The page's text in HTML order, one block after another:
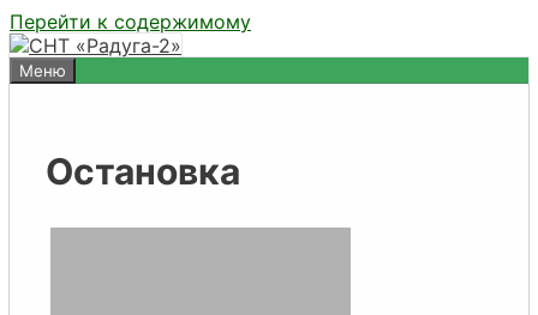
Перейти к содержимому
Меню
Остановка